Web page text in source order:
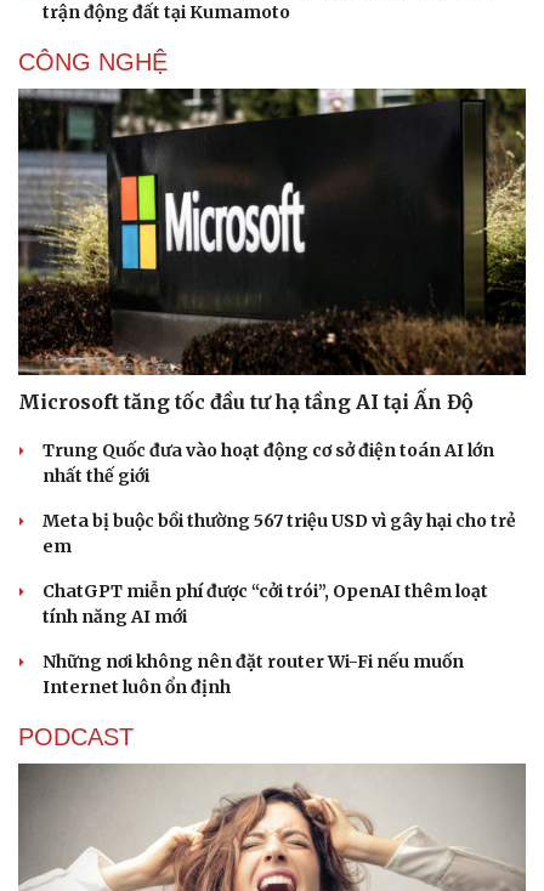
trận động đất tại Kumamoto
CÔNG NGHỆ
Microsoft tăng tốc đầu tư hạ tầng AI tại Ấn Độ
Trung Quốc đưa vào hoạt động cơ sở điện toán AI lớn
nhất thế giới
Meta bị buộc bồi thường 567 triệu USD vì gây hại cho trẻ
em
ChatGPT miễn phí được “cởi trói”, OpenAI thêm loạt
tính năng AI mới
Những nơi không nên đặt router Wi-Fi nếu muốn
Internet luôn ổn định
PODCAST